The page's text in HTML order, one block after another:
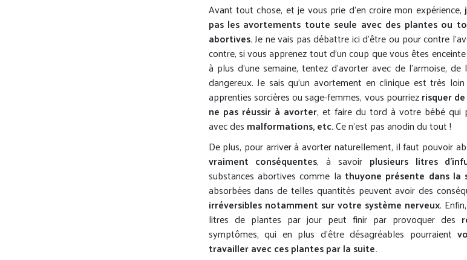
Avant tout chose, et je vous prie d’en croire mon expérience,
pas les avortements toute seule avec des plantes ou
abortives.Je ne vais pas débattre ici d’être ou pour contre
contre, si vous apprenez tout d’un coup que vous êtes
à plus d’une semaine, tentez d’avorter avec de l’armoise,
dangereux. Je sais qu’un avortement en clinique est très
apprenties sorcières ou sage-femmes, vous pourriezrisquer
ne pas réussir à avorter, et faire du tord à votre bébé qui
avec des malformations, etc.Ce n’est pas anodin du tout !
De plus, pour arriver à avorter naturellement, il faut pouvoir
vraiment conséquentes, à savoir plusieurs litres
substances abortives comme la thuyone présente dans la
absorbées dans de telles quantités peuvent avoir des
irréversibles notamment sur votre système nerveux.
litres de plantes par jour peut finir par provoquer des
symptômes, qui en plus d’être désagréables pourraient
travailler avec ces plantes par la suite.